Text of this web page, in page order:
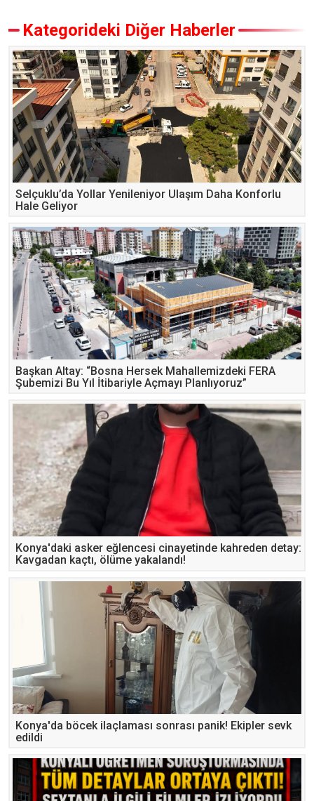
Kategorideki Diğer Haberler
Selçuklu’da Yollar Yenileniyor Ulaşım Daha Konforlu
Hale Geliyor
Başkan Altay: “Bosna Hersek Mahallemizdeki FERA
Şubemizi Bu Yıl İtibariyle Açmayı Planlıyoruz”
Konya'daki asker eğlencesi cinayetinde kahreden detay:
Kavgadan kaçtı, ölüme yakalandı!
Konya'da böcek ilaçlaması sonrası panik! Ekipler sevk
edildi